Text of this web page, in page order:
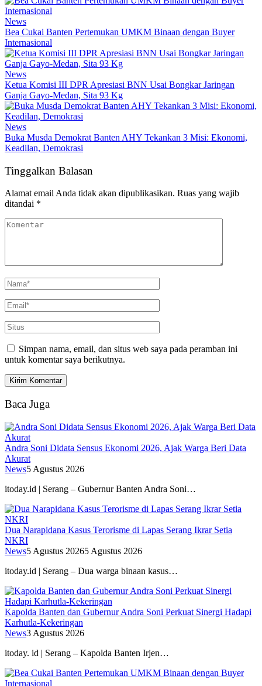
News
Bea Cukai Banten Pertemukan UMKM Binaan dengan Buyer
Internasional
News
Ketua Komisi III DPR Apresiasi BNN Usai Bongkar Jaringan
Ganja Gayo-Medan, Sita 93 Kg
News
Buka Musda Demokrat Banten AHY Tekankan 3 Misi: Ekonomi,
Keadilan, Demokrasi
Tinggalkan Balasan
Alamat email Anda tidak akan dipublikasikan. Ruas yang wajib
ditandai *
Simpan nama, email, dan situs web saya pada peramban ini
untuk komentar saya berikutnya.
Baca Juga
Andra Soni Didata Sensus Ekonomi 2026, Ajak Warga Beri Data
Akurat
News5 Agustus 2026
itoday.id | Serang – Gubernur Banten Andra Soni…
Dua Narapidana Kasus Terorisme di Lapas Serang Ikrar Setia
NKRI
News5 Agustus 20265 Agustus 2026
itoday.id | Serang – Dua warga binaan kasus…
Kapolda Banten dan Gubernur Andra Soni Perkuat Sinergi Hadapi
Karhutla-Kekeringan
News3 Agustus 2026
itoday. id | Serang – Kapolda Banten Irjen…